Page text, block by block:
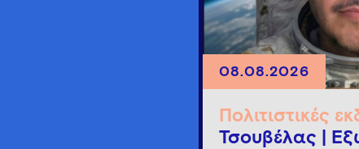
08.08.2026
Πολιτιστικές
Τσουβέλας |